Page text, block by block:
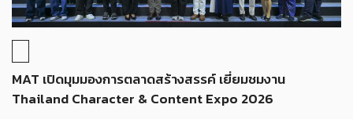
MAT เปิดมุมมองการตลาดสร้างสรรค์ เยี่ยมชมงาน
Thailand Character & Content Expo 2026